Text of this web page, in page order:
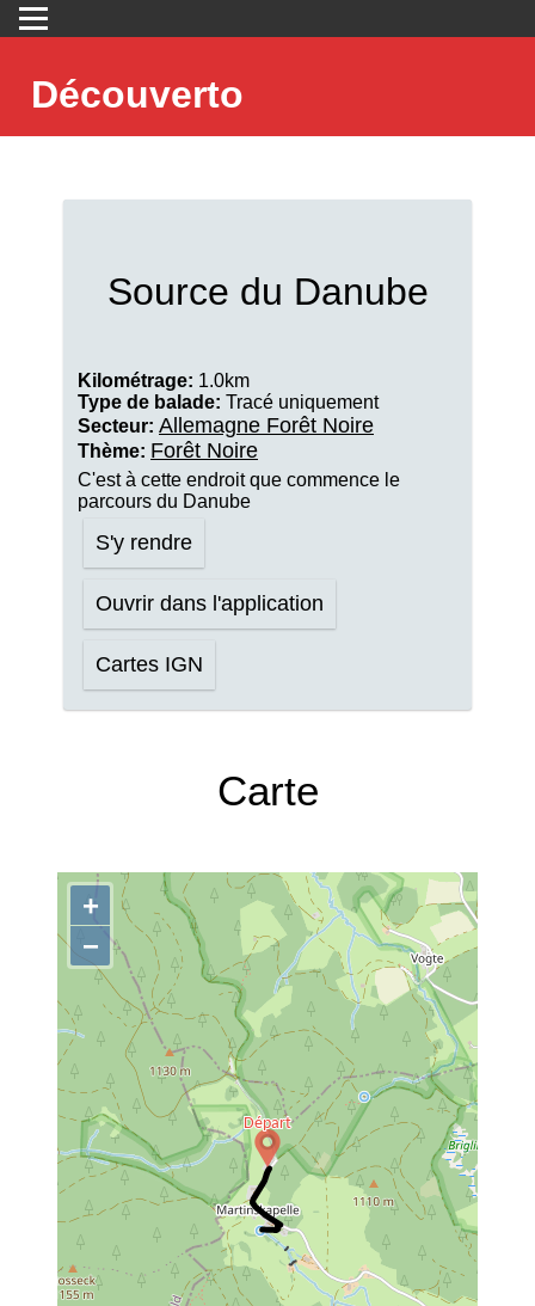
Découverto
Source du Danube
Kilométrage: 1.0km
Type de balade: Tracé uniquement
Secteur: Allemagne Forêt Noire
Thème: Forêt Noire
C'est à cette endroit que commence le
parcours du Danube
S'y rendre
Ouvrir dans l'application
Cartes IGN
Carte
+
−